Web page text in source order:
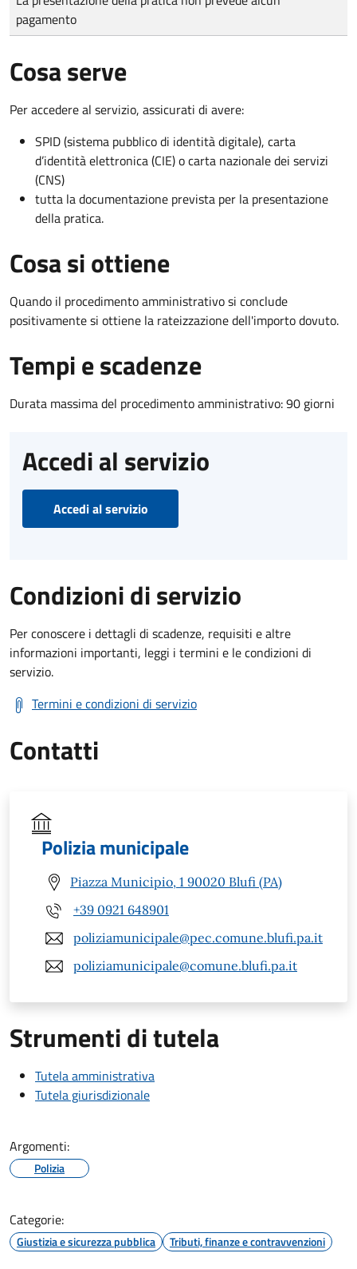
pagamento
Cosa serve
Per accedere al servizio, assicurati di avere:
SPID (sistema pubblico di identità digitale), carta
d’identità elettronica (CIE) o carta nazionale dei servizi
(CNS)
tutta la documentazione prevista per la presentazione
della pratica.
Cosa si ottiene
Quando il procedimento amministrativo si conclude
positivamente si ottiene la rateizzazione dell'importo dovuto.
Tempi e scadenze
Durata massima del procedimento amministrativo: 90 giorni
Accedi al servizio
Accedi al servizio
Condizioni di servizio
Per conoscere i dettagli di scadenze, requisiti e altre
informazioni importanti, leggi i termini e le condizioni di
servizio.
Termini e condizioni di servizio
Contatti
Polizia municipale
Piazza Municipio, 1 90020 Blufi (PA)
+39 0921 648901
poliziamunicipale@pec.comune.blufi.pa.it
poliziamunicipale@comune.blufi.pa.it
Strumenti di tutela
Tutela amministrativa
Tutela giurisdizionale
Argomenti:
Polizia
Categorie:
Giustizia e sicurezza pubblica Tributi, finanze e contravvenzioni